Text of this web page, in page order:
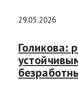
29.05.2026
Голикова: